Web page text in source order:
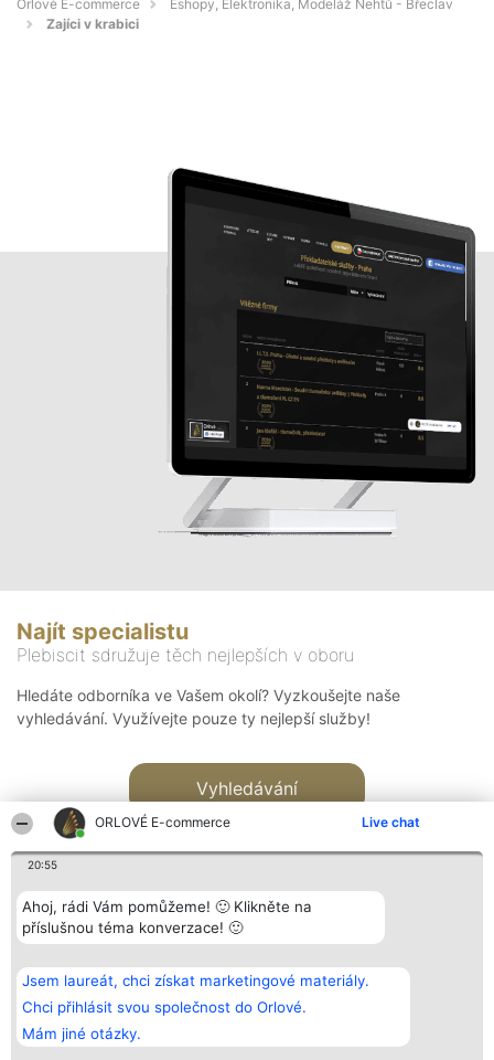
ORLOVÉ E-commerce Live chat
20:55
Ahoj, rádi Vám pomůžeme! 🙂 Klikněte na
příslušnou téma konverzace! 🙂
Jsem laureát, chci získat marketingové materiály.
Chci přihlásit svou společnost do Orlové.
Mám jiné otázky.
Orlové E-commerce
Eshopy, Elektronika, Modeláž Nehtů - Břeclav
Zajíci v krabici
Najít specialistu
Plebiscit sdružuje těch nejlepších v oboru
Hledáte odborníka ve Vašem okolí? Vyzkoušejte naše
vyhledávání. Využívejte pouze ty nejlepší služby!
Vyhledávání
Bright Side Solutions sp. z o.
o. sp. k.
ul. Ruska 22
Wrocław 50-079
KRS 0000749100 | Regon
381313360 | NIP 8943132676
Vítězové
Seznam všech
laureátů
Zásady
Zásady
Kontakt